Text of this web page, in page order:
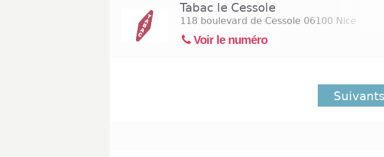
Tabac le Cessole
118 boulevard de Cessole 06100 Nice
Voir le numéro
Suivants